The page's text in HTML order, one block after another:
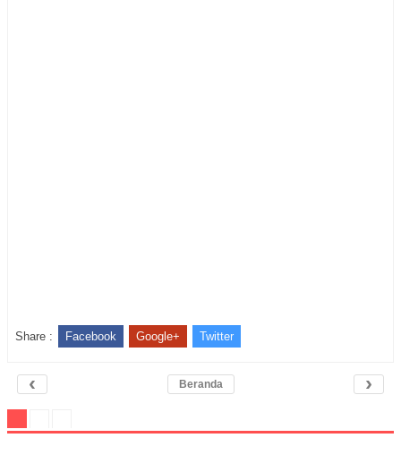
Share : Facebook Google+ Twitter
‹ ›
Beranda